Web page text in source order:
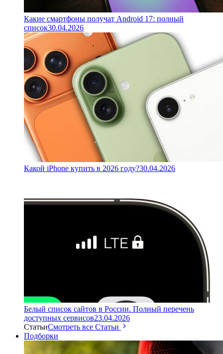
Какие смартфоны получат Android 17: полный
список30.04.2026
Какой iPhone купить в 2026 году?30.04.2026
Белый список сайтов в России. Полный перечень
доступных сервисов23.04.2026
СтатьиСмотреть все Статьи
Подборки